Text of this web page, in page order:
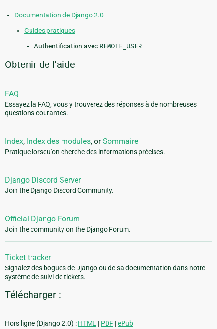
Documentation de Django 2.0
Guides pratiques
Authentification avec REMOTE_USER
Obtenir de l'aide
FAQ
Essayez la FAQ, vous y trouverez des réponses à de nombreuses
questions courantes.
Index, Index des modules, orSommaire
Pratique lorsqu'on cherche des informations précises.
Django Discord Server
Join the Django Discord Community.
Official Django Forum
Join the community on the Django Forum.
Ticket tracker
Signalez des bogues de Django ou de sa documentation dans notre
système de suivi de tickets.
Télécharger :
Hors ligne (Django 2.0) : HTML | PDF |ePub